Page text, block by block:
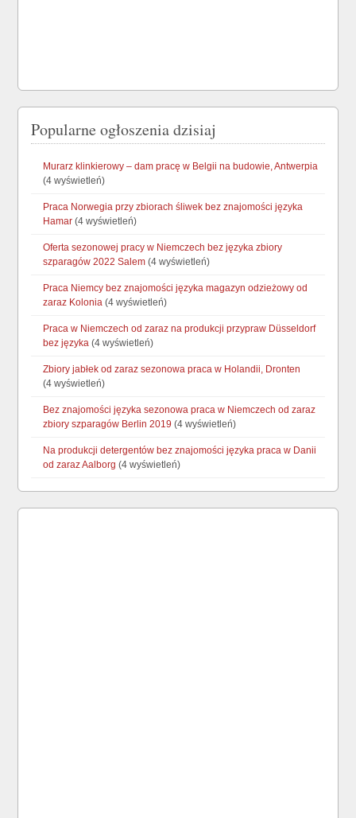
Popularne ogłoszenia dzisiaj
Murarz klinkierowy – dam pracę w Belgii na budowie, Antwerpia
(4 wyświetleń)
Praca Norwegia przy zbiorach śliwek bez znajomości języka
Hamar (4 wyświetleń)
Oferta sezonowej pracy w Niemczech bez języka zbiory
szparagów 2022 Salem (4 wyświetleń)
Praca Niemcy bez znajomości języka magazyn odzieżowy od
zaraz Kolonia (4 wyświetleń)
Praca w Niemczech od zaraz na produkcji przypraw Düsseldorf
bez języka (4 wyświetleń)
Zbiory jabłek od zaraz sezonowa praca w Holandii, Dronten
(4 wyświetleń)
Bez znajomości języka sezonowa praca w Niemczech od zaraz
zbiory szparagów Berlin 2019 (4 wyświetleń)
Na produkcji detergentów bez znajomości języka praca w Danii
od zaraz Aalborg (4 wyświetleń)